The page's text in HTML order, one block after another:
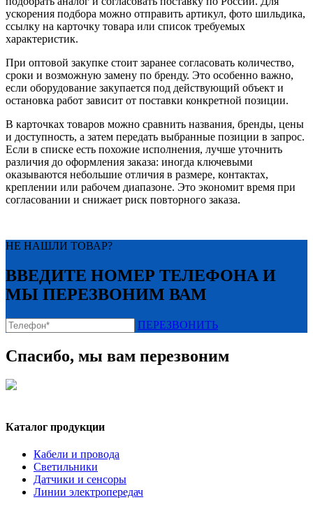
ускорения подбора можно отправить артикул, фото шильдика,
ссылку на карточку товара или список требуемых
характеристик.
При оптовой закупке стоит заранее согласовать количество,
сроки и возможную замену по бренду. Это особенно важно,
если оборудование закупается под действующий объект и
остановка работ зависит от поставки конкретной позиции.
В карточках товаров можно сравнить названия, бренды, цены
и доступность, а затем передать выбранные позиции в запрос.
Если в списке есть похожие исполнения, лучше уточнить
различия до оформления заказа: иногда ключевыми
оказываются небольшие отличия в размере, контактах,
креплении или рабочем диапазоне. Это экономит время при
согласовании и снижает риск повторного заказа.
НЕ НАШЛИ ТОВАР?
ВВЕДИТЕ НОМЕР ТЕЛЕФОНА И
МЫ ПЕРЕЗВОНИМ ВАМ
ПЕРЕЗВОНИТЬ
Спасибо, мы вам перезвоним
Каталог продукции
Кабели и провода
Светильники
Датчики и сенсоры
Линии электропередач